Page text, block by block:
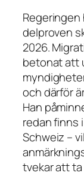
delproven
2026.
betonat att
och därför
Han
redan finns
Schweiz –
tvekar att ta